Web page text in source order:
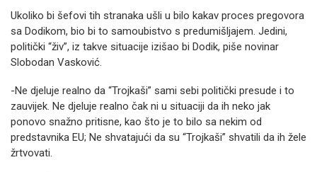
Ukoliko bi šefovi tih stranaka ušli u bilo kakav proces pregovora
sa Dodikom, bio bi to samoubistvo s predumišljajem. Jedini,
politički “živ”, iz takve situacije izišao bi Dodik, piše novinar
Slobodan Vasković.
-Ne djeluje realno da “Trojkaši” sami sebi politički presude i to
zauvijek. Ne djeluje realno čak ni u situaciji da ih neko jak
ponovo snažno pritisne, kao što je to bilo sa nekim od
predstavnika EU; Ne shvatajući da su “Trojkaši” shvatili da ih žele
žrtvovati.